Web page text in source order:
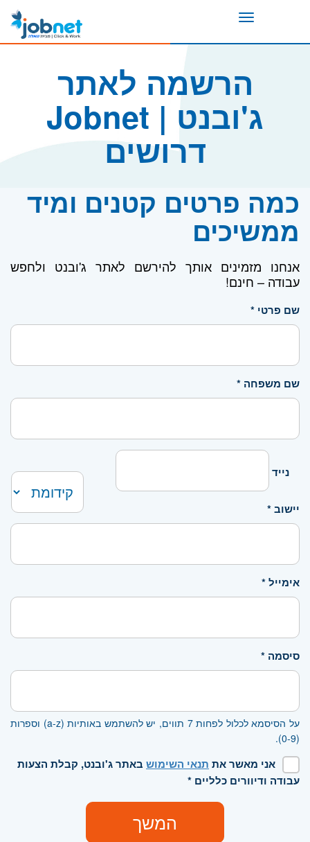
Toggle
הרשמה לאתר
ג'ובנט | Jobnet
דרושים
כמה פרטים קטנים ומיד
ממשיכים
אנחנו מזמינים אותך להירשם לאתר ג'ובנט ולחפש
עבודה – חינם!
שם פרטי *
שם משפחה *
נייד
יישוב *
אימייל *
סיסמה *
על הסיסמא לכלול לפחות 7 תווים, יש להשתמש באותיות (a-z) וספרות
(0-9).
אני מאשר את תנאי השימוש באתר ג'ובנט, קבלת הצעות
עבודה ודיוורים כלליים *
המשך